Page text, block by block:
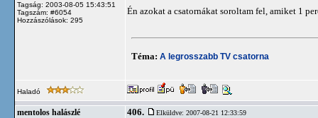
Tagság: 2003-08-05 15:43:51
Tagszám: #6054
Hozzászólások: 295
Én azokat a csatornákat soroltam fel, amiket 1
Téma: A legrosszabb TV csatorna
Haladó
mentolos halászlé 406. Elküldve: 2007-08-21 12:33:59